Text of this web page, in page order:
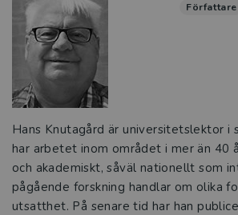
Författare
Hans Knutagård är universitetslektor i
har arbetet inom området i mer än 40
och akademiskt, såväl nationellt som
pågående forskning handlar om olika
utsatthet. På senare tid har han